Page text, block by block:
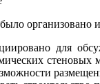
было организовано
для